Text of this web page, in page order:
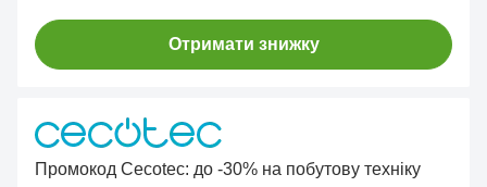
Отримати знижку
Промокод Cecotec: до -30% на побутову техніку